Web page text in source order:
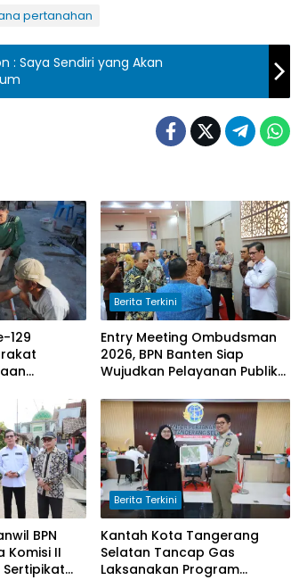
pertanahan
: Saya Sendiri yang Akan
129
Berita Terkini
Entry Meeting Ombudsman
2026, BPN Banten Siap
Wujudkan Pelayanan Publik
Masyarakat
BPN
Komisi II
Sertipikat
Berita Terkini
Kantah Kota Tangerang
Selatan Tancap Gas
Laksanakan Program